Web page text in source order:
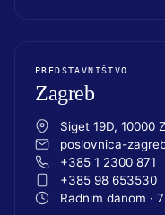
PREDSTAVNIŠTVO
Zagreb
Siget 19D, 10000
poslovnica-
+385 1 2300 871
+385 98 653530
Radnim danom ·